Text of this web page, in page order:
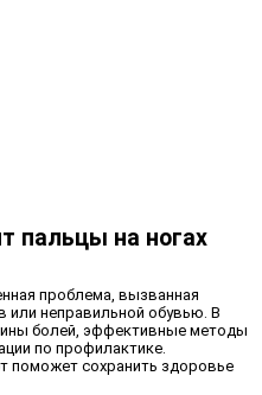
пальцы на ногах
проблема, вызванная
или неправильной обувью. В
болей, эффективные методы
по профилактике.
поможет сохранить здоровье